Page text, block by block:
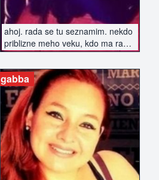
ahoj. rada se tu seznamim. nekdo
priblizne meho veku, kdo ma rad
dobrou zabavu a neni uplnej
nesportovec..
gabba
ZOBRAZIT INZERÁT